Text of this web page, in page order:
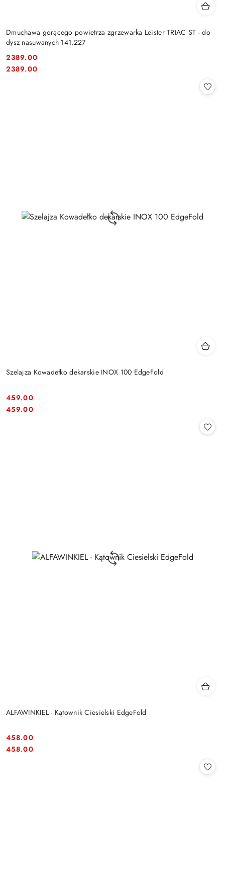
Dmuchawa gorącego powietrza zgrzewarka Leister TRIAC ST - do
dysz nasuwanych 141.227
Cena:
2389.00
Cena:
2389.00
Szelajza Kowadełko dekarskie INOX 100 EdgeFold
Cena:
459.00
Cena:
459.00
ALFAWINKIEL - Kątownik Ciesielski EdgeFold
Cena:
458.00
Cena:
458.00